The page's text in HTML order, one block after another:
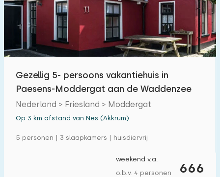
Zwembad 0
Omheinde tuin
Huisdiervrij 2
Oplaadpunt auto
Budget
€ 0 — € 1000+
Gezellig 5- persoons vakantiehuis in
Paesens-Moddergat aan de Waddenzee
Nederland > Friesland > Moddergat
Op 3 km afstand van Nes (Akkrum)
5 personen | 3 slaapkamers | huisdiervrij
666
weekend v.a.
o.b.v. 4 personen